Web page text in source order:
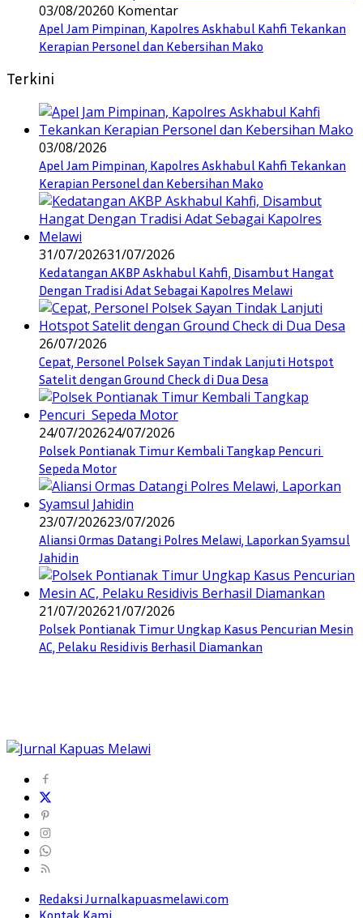
03/08/20260 Komentar
Apel Jam Pimpinan, Kapolres Askhabul Kahfi Tekankan
Kerapian Personel dan Kebersihan Mako
Terkini
03/08/2026
Apel Jam Pimpinan, Kapolres Askhabul Kahfi Tekankan
Kerapian Personel dan Kebersihan Mako
31/07/202631/07/2026
Kedatangan AKBP Askhabul Kahfi, Disambut Hangat
Dengan Tradisi Adat Sebagai Kapolres Melawi
26/07/2026
Cepat, Personel Polsek Sayan Tindak Lanjuti Hotspot
Satelit dengan Ground Check di Dua Desa
24/07/202624/07/2026
Polsek Pontianak Timur Kembali Tangkap Pencuri
Sepeda Motor
23/07/202623/07/2026
Aliansi Ormas Datangi Polres Melawi, Laporkan Syamsul
Jahidin
21/07/202621/07/2026
Polsek Pontianak Timur Ungkap Kasus Pencurian Mesin
AC, Pelaku Residivis Berhasil Diamankan
Redaksi Jurnalkapuasmelawi.com
Kontak Kami